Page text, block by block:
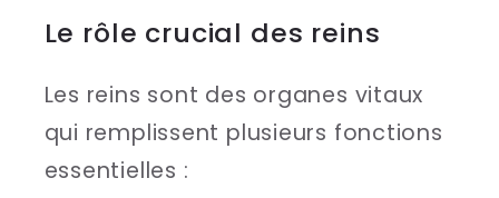
Le rôle crucial des reins
Les reins sont des organes vitaux
qui remplissent plusieurs fonctions
essentielles :